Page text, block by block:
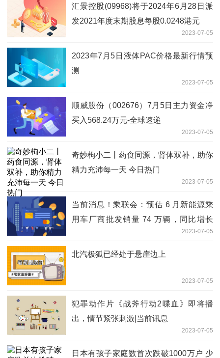
汇景控股(09968)将于2024年6月28日派
发2021年度末期股息每股0.0248港元
2023-07-05
2023年7月5日液体PAC价格最新行情预
测
2023-07-05
顺威股份（002676）7月5日主力资金净
买入568.24万元-全球速递
2023-07-05
奇妙枸小二丨药食同源，肾体双补，助你
精力充沛每一天 今日热门
2023-07-05
当前消息！乘联会：预估 6 月新能源乘
用车厂商批发销量 74 万辆，同比增长
2023-07-05
北汽极狐已经处于悬崖边上
2023-07-05
犯罪动作片《战斧行动2喋血》即将播
出，情节紧张刺激|当前讯息
2023-07-05
日本有孩子家庭数首次跌破1000万户 少